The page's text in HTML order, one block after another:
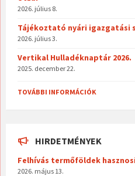
2026. július 8.
Tájékoztató nyári igazgatási
2026. július 3.
Vertikal Hulladéknaptár 2026.
2025. december 22.
TOVÁBBI INFORMÁCIÓK
HIRDETMÉNYEK
Felhívás termőföldek
2026. május 13.